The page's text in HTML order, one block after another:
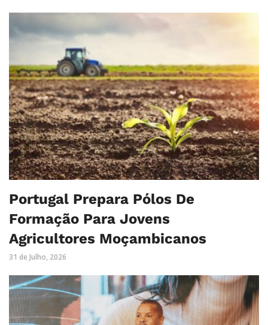
Portugal Prepara Pólos De
Formação Para Jovens
Agricultores Moçambicanos
31 de Julho, 2026